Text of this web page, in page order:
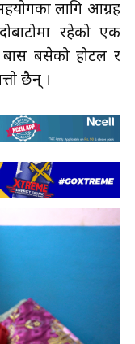
लागि आग्रह
रहेको एक
बसेको होटल र
छैन् ।